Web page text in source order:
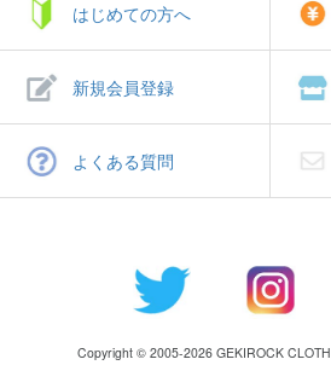
はじめての方へ
新規会員登録
よくある質問
Copyright © 2005-2026 GEKIROCK